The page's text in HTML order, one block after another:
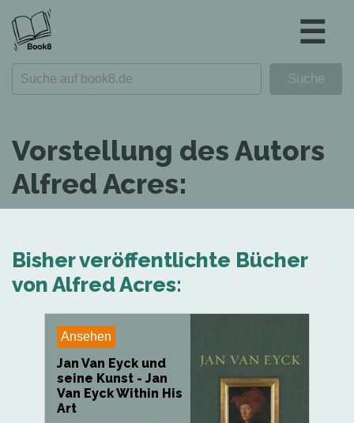
☰
Vorstellung des Autors
Alfred Acres:
Bisher veröffentlichte Bücher
von Alfred Acres:
Ansehen
Jan Van Eyck und
seine Kunst - Jan
Van Eyck Within His
Art